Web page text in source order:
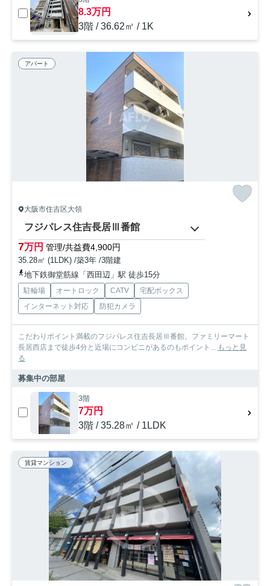
8.3万円
3階 / 36.62㎡ / 1K
アパート
大阪市住吉区大領
フジパレス住吉長居Ⅲ番館
7万円 管理/共益費4,900円
35.28㎡ (1LDK) /築3年 /3階建
地下鉄御堂筋線「西田辺」駅 徒歩15分
駐輪場 オートロック CATV
宅配ボックス
インターネット対応
防犯カメラ
こだわりポイント満載のフジパレス住吉長居Ⅲ番館。ファミリーマート
長居西店まで徒歩4分と近場にコンビニがあるのもポイント... もっと見
る
募集中の部屋
3階
7万円
3階 / 35.28㎡ / 1LDK
賃貸マンション